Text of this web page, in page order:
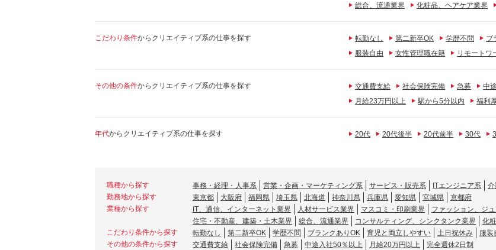
総合、流通業界
化粧品、ヘアケア業界
こだわり条件からクリエイティブ系の仕事を探す 転勤なし 第二新卒OK 学歴不問 ブ
服装自由
女性管理職在籍 リモートワ
その他の条件からクリエイティブ系の仕事を探す 交通費支給 社会保険完備 急募 中
月給23万円以上
駅から5分以内 福利
年代からクリエイティブ系の仕事を探す 20代 20代後半 20代前半 30代
職種から探す 事務・経理・人事系 営業・企画・マーケティング系 サービス・販売系 ITエンジニア系 介
勤務地から探す
東京都 大阪府 福岡県 埼玉県 北海道 神奈川県 兵庫県 愛知県 宮城県
京都府
業種から探す
IT、通信、インターネット業界 人材サービス業界 マスコミ・印刷業界 ファッション、ジ
住宅・不動産、建築・土木業界
総合、流通業界 コンサルティング、シンクタンク業界
化
こだわり条件から探す
転勤なし 第二新卒OK 学歴不問 ブランクありOK 育児と両立しやすい 土日祝休み 服装
その他の条件から探す
交通費支給 社会保険完備 急募 中途入社50％以上 月給20万円以上
完全週休2日制